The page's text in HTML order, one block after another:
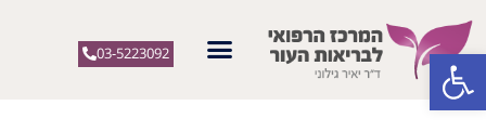
פתח סרגל נגישות 03-5223092